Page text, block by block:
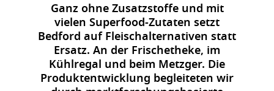
Ganz ohne Zusatzstoffe und mit
vielen Superfood-Zutaten setzt
Bedford auf Fleischalternativen statt
Ersatz. An der Frischetheke, im
Kühlregal und beim Metzger. Die
Produktentwicklung begleiteten wir